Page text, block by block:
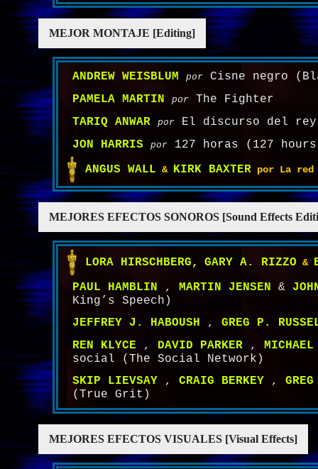
MEJOR MONTAJE [Editing]
ANDREW WEISBLUM por Cisne negro
PAMELA MARTIN
por The Fighter
TARIQ ANWAR
por El discurso del rey
JON HARRIS
por 127 horas (127
ANGUS WALL & KIRK BAXTER por La red
MEJORES EFECTOS SONOROS [Sound Effects
LORA HIRSCHBERG, GARY A. RIZZO &
PAUL HAMBLIN , MARTIN JENSEN &
King’s Speech)
JEFFREY J. HABOUSH , GREG P.
REN KLYCE , DAVID PARKER , MICHAEL
social (The Social Network)
SKIP LIEVSAY , CRAIG BERKEY ,
(True Grit)
MEJORES EFECTOS VISUALES [Visual Effects]